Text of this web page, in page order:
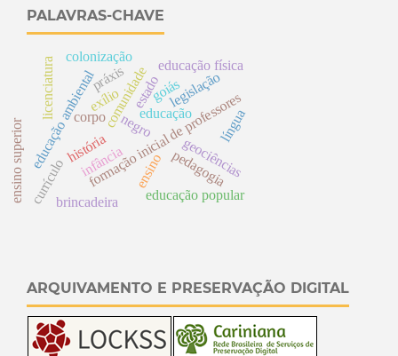
PALAVRAS-CHAVE
infância
história
corpo
formação inicial de professores
geociências
educação ambiental educação
comunidade
colonização
estado
negro
goiás
ensino superior
legislação
pedagogia
licenciatura
ensino
currículobrincadeira
educação física
educação popular
exílio
práxis
língua
ARQUIVAMENTO E PRESERVAÇÃO DIGITAL